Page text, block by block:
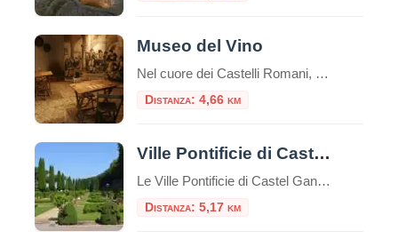
Museo del Vino
Nel cuore dei Castelli Romani, Monte Porzio Catone ospita il Museo del Vino, un luogo che celebra la tradizione vitivinicola del territorio. Inaugurato il 12 aprile 2024, il museo è situato nei locali dell’ex stazione ferroviaria, attiva dal 1916 al 1944, ora trasformata in uno spazio culturale che racconta la storia e l’identità enologica della […]
Distanza: 4,66 km
Ville Pontificie di Castel Gandolfo
Le Ville Pontificie di Castel Gandolfo sono un insieme di palazzi e giardini appartenenti al Vaticano; estese per circa 55 ettari, più della Città del Vaticano nel centro di Roma che è solo 44 ettari. È una delle più grandi aree extraterritoriali della Santa Sede in Italia. Comprende il Palazzo Papale e tre ville storiche: […]
Distanza: 5,17 km